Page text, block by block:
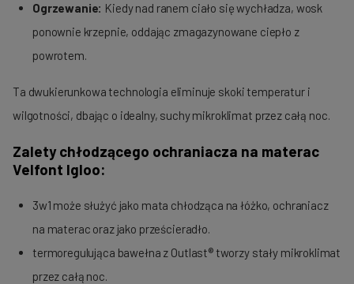
Ogrzewanie: Kiedy nad ranem ciało się wychładza, wosk
ponownie krzepnie, oddając zmagazynowane ciepło z
powrotem.
Ta dwukierunkowa technologia eliminuje skoki temperatur i
wilgotności, dbając o idealny, suchy mikroklimat przez całą noc.
Zalety chłodzącego ochraniacza na materac
Velfont Igloo:
3w1 może służyć jako mata chłodząca na łóżko, ochraniacz
na materac oraz jako prześcieradło.
termoregulująca bawełna z Outlast® tworzy stały mikroklimat
przez całą noc.